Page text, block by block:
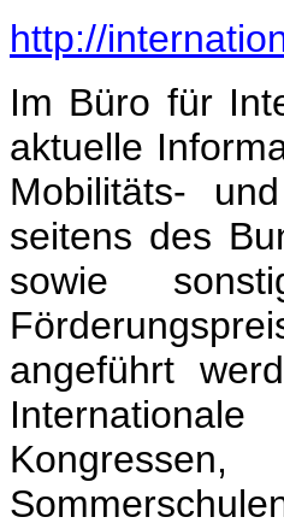
http://
Im Büro für
aktuelle
Mobilitäts-
seitens des
sowie
angeführt